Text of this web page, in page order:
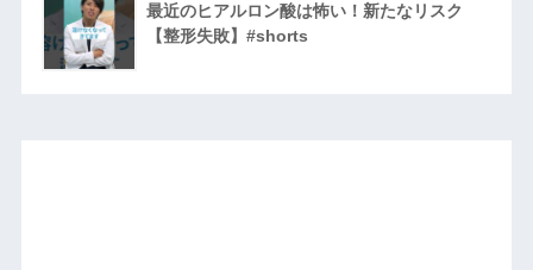
最近のヒアルロン酸は怖い！新たなリスク
【整形失敗】#shorts